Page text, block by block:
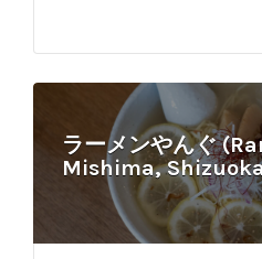
ラーメンやんぐ
Mishima,